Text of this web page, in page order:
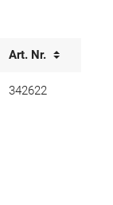
Art. Nr.
342622